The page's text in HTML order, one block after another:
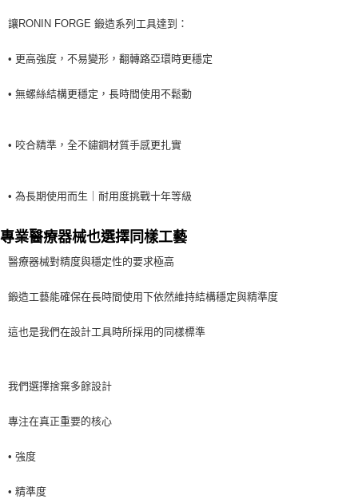
【注意事項】
權轉讓予恩沛科技股份有限公司。
https://aftee.tw/terms/#terms3
４．使用「AFTEE先享後付」時，將依據個別帳號之用戶狀況，依本公司即
５．嚴禁一人註冊多個帳號或使用他人資訊註冊。若發現惡意使用之情形，
每筆NT$100，滿NT$2,000(含以上)免運費
離島一般宅配
貨到付款（門市自取請勿下單，請聯繫客服）
國家/地區配送(**下單前請私訊客服確認實際運費(運費另
讓RONIN FORGE 鍛造系列工具達到：
• 更高強度，不易變形，翻轉路亞環時更穩定
• 無螺絲結構更穩定，長時間使用不鬆動
• 咬合精準，全不鏽鋼材質手感更扎實
• 為長期使用而生｜耐用度挑戰十年等級
專業醫療器械也選擇同樣工藝
醫療器械對精度與穩定性的要求極高
鍛造工藝能確保在長時間使用下依然維持結構穩定與精準度
這也是我們在設計工具時所採用的同樣標準
我們選擇捨棄多餘設計
專注在真正重要的核心
• 強度
• 精準度